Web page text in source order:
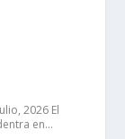
2026 El
en…